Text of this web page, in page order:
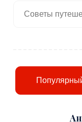
Советы